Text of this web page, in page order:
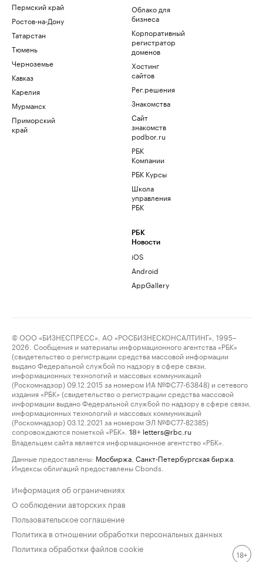
Пермский край
Ростов-на-Дону
Татарстан
Тюмень
Черноземье
Кавказ
Карелия
Мурманск
Приморский
край
Облако для
бизнеса
Корпоративный
регистратор
доменов
Хостинг
сайтов
Рег.решения
Знакомства
Сайт
знакомств
podbor.ru
РБК
Компании
РБК Курсы
Школа
управления
РБК
РБК
Новости
iOS
Android
AppGallery
© ООО «БИЗНЕСПРЕСС», АО «РОСБИЗНЕСКОНСАЛТИНГ», 1995–
2026. Сообщения и материалы информационного агентства «РБК»
(свидетельство о регистрации средства массовой информации
выдано Федеральной службой по надзору в сфере связи,
информационных технологий и массовых коммуникаций
(Роскомнадзор) 09.12.2015 за номером ИА №ФС77-63848) и сетевого
издания «РБК» (свидетельство о регистрации средства массовой
информации выдано Федеральной службой по надзору в сфере связи,
информационных технологий и массовых коммуникаций
(Роскомнадзор) 03.12.2021 за номером ЭЛ №ФС77-82385)
сопровождаются пометкой «РБК».
18+ letters@rbc.ru
Владельцем сайта является информационное агентство «РБК».
Данные предоставлены: Мосбиржа Санкт-Петербургская биржа
Индексы облигаций предоставлены Cbonds.
Информация об ограничениях
О соблюдении авторских прав
Пользовательское соглашение
Политика в отношении обработки персональных данных
Политика обработки файлов cookie
18+